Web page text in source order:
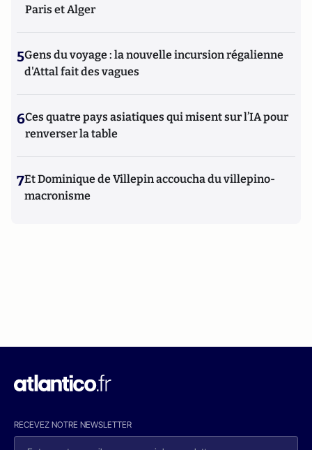
Paris et Alger
5Gens du voyage : la nouvelle incursion régalienne
d'Attal fait des vagues
6Ces quatre pays asiatiques qui misent sur l’IA pour
renverser la table
7Et Dominique de Villepin accoucha du villepino-
macronisme
RECEVEZ NOTRE NEWSLETTER